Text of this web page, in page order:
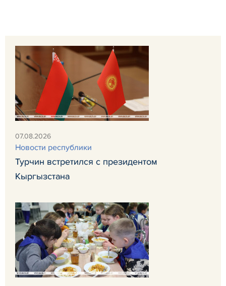
07.08.2026
Новости республики
Турчин встретился с президентом
Кыргызстана